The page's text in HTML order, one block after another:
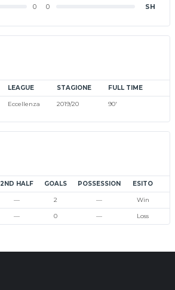
0 0 SH
LEAGUE STAGIONE FULL TIME
Eccellenza 2019/20 90'
2ND HALF GOALS POSSESSION ESITO
— 2 — Win
— 0 — Loss